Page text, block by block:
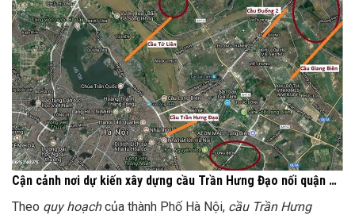
Cận cảnh nơi dự kiến xây dựng cầu Trần Hưng Đạo nối quận …
Theo quy hoạchcủa thành Phố Hà Nội, cầu Trần Hưng